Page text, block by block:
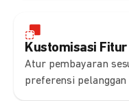
Kustomisasi Fitur
Atur pembayaran
preferensi pelanggan